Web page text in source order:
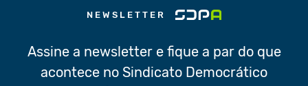
NEWSLETTER
Assine a newsletter e fique a par do que
acontece no Sindicato Democrático